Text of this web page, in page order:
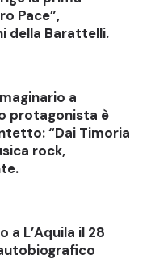
Pace”,
della Barattelli.
a
protagonista è
“Dai Timoria
rock,
a L’Aquila il 28